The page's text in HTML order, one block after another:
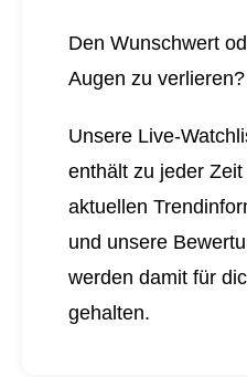
Den Wunschwert
Augen zu
Unsere Live-
enthält zu jeder
aktuellen
und unsere
werden damit für
gehalten.